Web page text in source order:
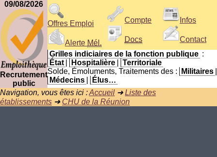
09/08/2026
Recrutement
public
Offres Emploi
Alerte Mél.
Compte
Docs
Infos
Contact
Grilles indiciaires de la fonction publique :
État
Hospitalière
Territoriale
Solde, Émoluments, Traitements des :
Militaires
Médecins
Élus…
Navigation, vous êtes ici :Accueil ➜Liste des
établissements ➜ CHU de la Réunion